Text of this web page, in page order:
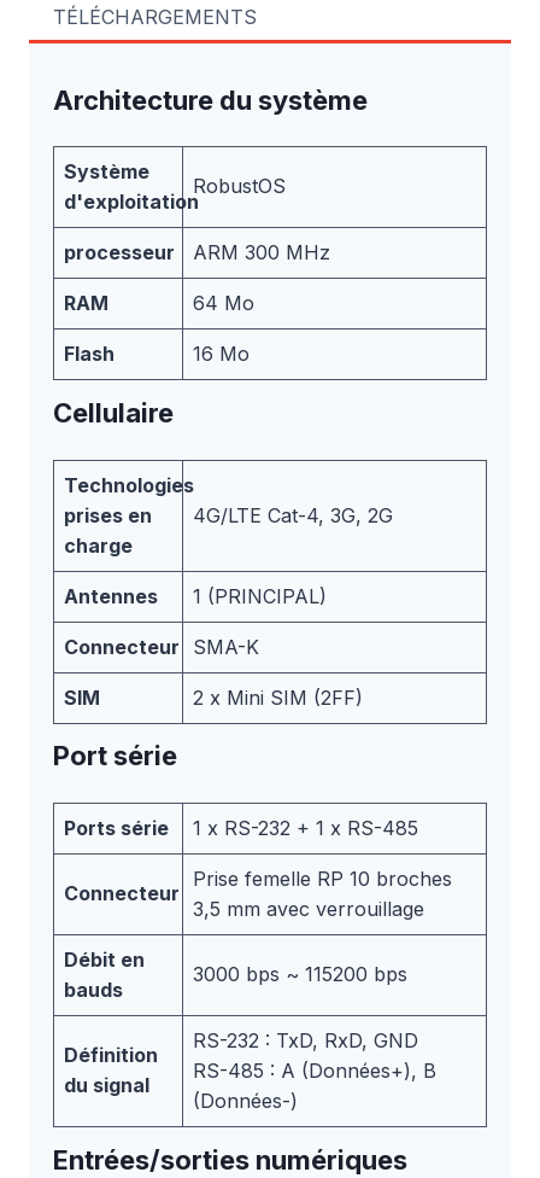
TÉLÉCHARGEMENTS
Architecture du système
Système
d'exploitation
RobustOS
processeur ARM 300 MHz
RAM 64 Mo
Flash 16 Mo
Cellulaire
Technologies
prises en
charge
4G/LTE Cat-4, 3G, 2G
Antennes 1 (PRINCIPAL)
Connecteur SMA-K
SIM 2 x Mini SIM (2FF)
Port série
Ports série 1 x RS-232 + 1 x RS-485
Connecteur
Prise femelle RP 10 broches
3,5 mm avec verrouillage
Débit en
bauds
3000 bps ~ 115200 bps
Définition
du signal
RS-232 : TxD, RxD, GND
RS-485 : A (Données+), B
(Données-)
Entrées/sorties numériques